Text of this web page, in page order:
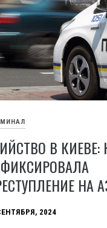
В КИЕВЕ:
НА
2024